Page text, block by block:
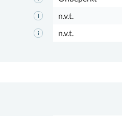
n.v.t.
n.v.t.